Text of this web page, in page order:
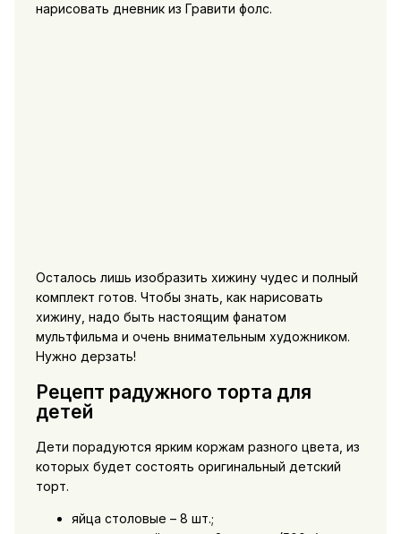
нарисовать дневник из Гравити фолс.
Осталось лишь изобразить хижину чудес и полный
комплект готов. Чтобы знать, как нарисовать
хижину, надо быть настоящим фанатом
мультфильма и очень внимательным художником.
Нужно дерзать!
Рецепт радужного торта для
детей
Дети порадуются ярким коржам разного цвета, из
которых будет состоять оригинальный детский
торт.
яйца столовые – 8 шт.;